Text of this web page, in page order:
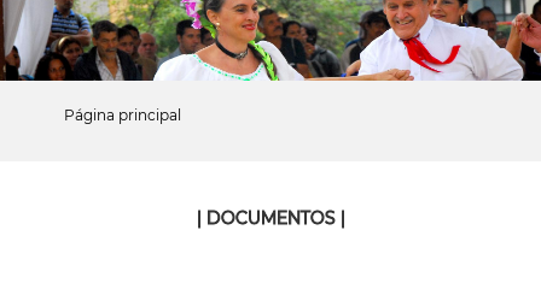
Página principal
| DOCUMENTOS |